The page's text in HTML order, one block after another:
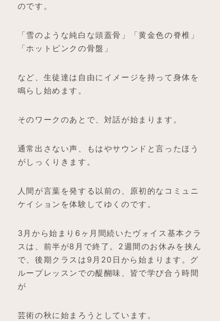
のです。
「雪のような純白な頭蓋骨」「黄金色の脊椎」
「ホットピンクの骨盤」
など、生徒達は自由にイメージを持って身体を
鳴らし始めます。
そのワークのあとで、対話が始まります。
通常出さない声、もはやサウンドと言ったほう
がしっくりきます。
人間が言葉を発する以前の、原初的なコミュニ
ケイションを体験してゆくのです。
3月から始まり6ヶ月間続いたヴォイス基本クラ
スは、前半が8月で終了。2週間のお休みを挟ん
で、後期クラスは9月20日から始まります。グ
ループレッスンでの醍醐味、皆で学び合う時間
が
芸術の秋に始まろうとしています。